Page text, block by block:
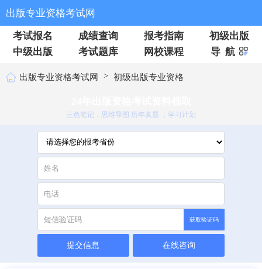
出版专业资格考试网
考试报名 成绩查询 报考指南
初级出版
中级出版
考试题库 网校课程 导 航
出版专业资格考试网 > 初级出版专业资格
三色笔记，思维导图 历年真题 ，学习计划
获取验证码
提交信息 在线咨询